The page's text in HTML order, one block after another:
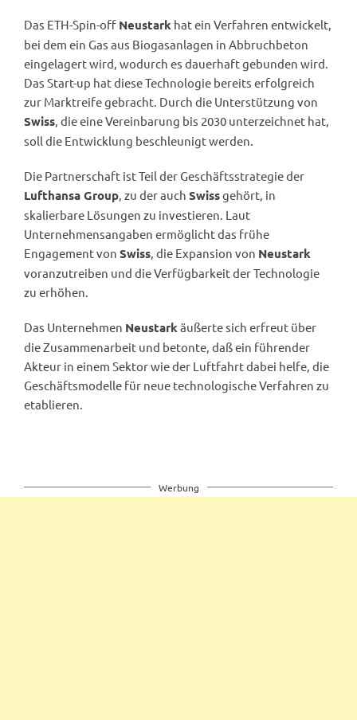
Das ETH-Spin-off Neustark hat ein Verfahren entwickelt,
bei dem ein Gas aus Biogasanlagen in Abbruchbeton
eingelagert wird, wodurch es dauerhaft gebunden wird.
Das Start-up hat diese Technologie bereits erfolgreich
zur Marktreife gebracht. Durch die Unterstützung von
Swiss, die eine Vereinbarung bis 2030 unterzeichnet hat,
soll die Entwicklung beschleunigt werden.
Die Partnerschaft ist Teil der Geschäftsstrategie der
Lufthansa Group, zu der auch Swissgehört, in
skalierbare Lösungen zu investieren. Laut
Unternehmensangaben ermöglicht das frühe
Engagement von Swiss, die Expansion von Neustark
voranzutreiben und die Verfügbarkeit der Technologie
zu erhöhen.
Das Unternehmen Neustark äußerte sich erfreut über
die Zusammenarbeit und betonte, daß ein führender
Akteur in einem Sektor wie der Luftfahrt dabei helfe, die
Geschäftsmodelle für neue technologische Verfahren zu
etablieren.
Werbung